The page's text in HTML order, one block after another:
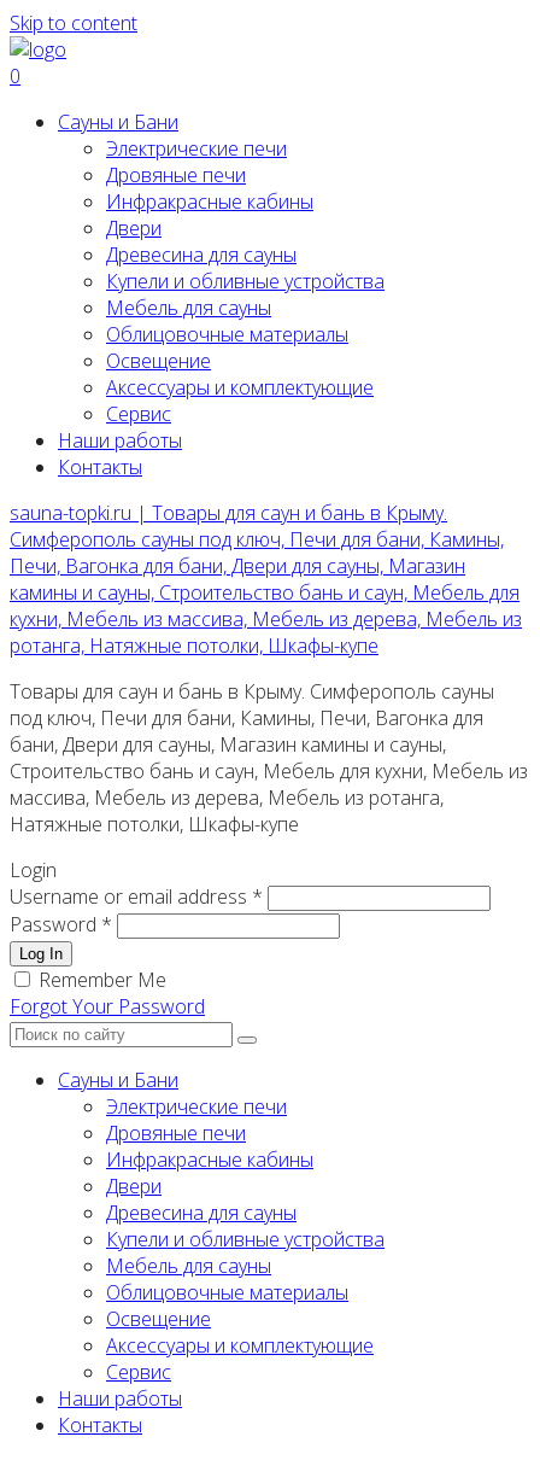
Skip to content
0
Сауны и Бани
Электрические печи
Дровяные печи
Инфракрасные кабины
Двери
Древесина для сауны
Купели и обливные устройства
Мебель для сауны
Облицовочные материалы
Освещение
Аксессуары и комплектующие
Сервис
Наши работы
Контакты
sauna-topki.ru | Товары для саун и бань в Крыму.
Симферополь сауны под ключ, Печи для бани, Камины,
Печи, Вагонка для бани, Двери для сауны, Магазин
камины и сауны, Строительство бань и саун, Мебель для
кухни, Мебель из массива, Мебель из дерева, Мебель из
ротанга, Натяжные потолки, Шкафы-купе
Товары для саун и бань в Крыму. Симферополь сауны
под ключ, Печи для бани, Камины, Печи, Вагонка для
бани, Двери для сауны, Магазин камины и сауны,
Строительство бань и саун, Мебель для кухни, Мебель из
массива, Мебель из дерева, Мебель из ротанга,
Натяжные потолки, Шкафы-купе
Login
Username or email address *
Password *
Log In
Remember Me
Forgot Your Password
Сауны и Бани
Электрические печи
Дровяные печи
Инфракрасные кабины
Двери
Древесина для сауны
Купели и обливные устройства
Мебель для сауны
Облицовочные материалы
Освещение
Аксессуары и комплектующие
Сервис
Наши работы
Контакты